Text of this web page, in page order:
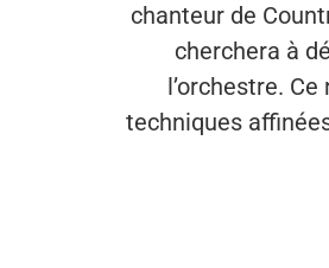
chanteur de
cherchera à
l’orchestre.
techniques